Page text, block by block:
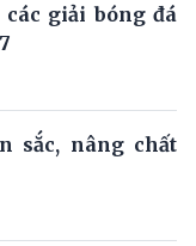
giải bóng đá
sắc, nâng chất